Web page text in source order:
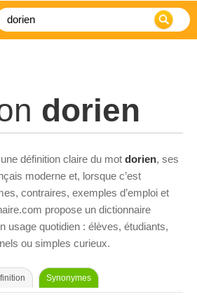
dorien
définition claire du mot dorien, ses
moderne et, lorsque c’est
contraires, exemples d’emploi et
propose un dictionnaire
usage quotidien : élèves, étudiants,
ou simples curieux.
Synonymes